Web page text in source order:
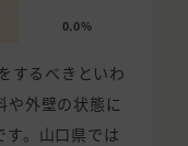
0.0%
するべきといわ
や外壁の状態に
す。山口県では